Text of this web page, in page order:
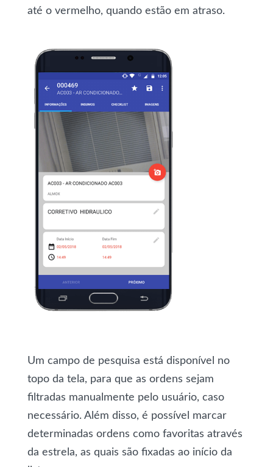
até o vermelho, quando estão em atraso.
Um campo de pesquisa está disponível no
topo da tela, para que as ordens sejam
filtradas manualmente pelo usuário, caso
necessário. Além disso, é possível marcar
determinadas ordens como favoritas através
da estrela, as quais são fixadas ao início da